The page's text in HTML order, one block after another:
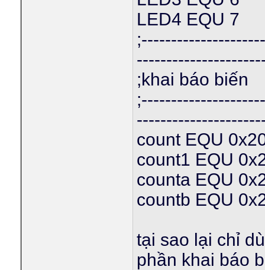
LED4 EQU 7
;khai báo biến
count EQU
count1 EQU
counta EQU
countb EQU
tại sao lại chỉ
phần khai báo